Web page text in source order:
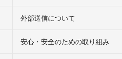
外部送信について
安心・安全のための取り組み